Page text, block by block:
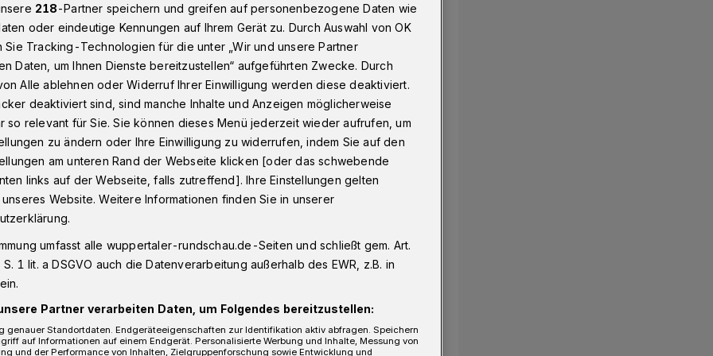
Barmen – aber sicher!
aber sicher!
und und –singer kommen am
die Krippendarstellungen in den
(Inselstraße) und St. Paul
können sich dort den
kontaktlos abholen.
218-Partner speichern und greifen auf personenbezogene Daten wie
oder eindeutige Kennungen auf Ihrem Gerät zu. Durch Auswahl von OK
Sie Tracking-Technologien für die unter „Wir und unsere Partner
Daten, um Ihnen Dienste bereitzustellen“ aufgeführten Zwecke. Durch
Alle ablehnen oder Widerruf Ihrer Einwilligung werden diese deaktiviert.
deaktiviert sind, sind manche Inhalte und Anzeigen möglicherweise
so relevant für Sie. Sie können dieses Menü jederzeit wieder aufrufen, um
zu ändern oder Ihre Einwilligung zu widerrufen, indem Sie auf den
am unteren Rand der Webseite klicken [oder das schwebende
links auf der Webseite, falls zutreffend]. Ihre Einstellungen gelten
Website. Weitere Informationen finden Sie in unserer
umfasst alle wuppertaler-rundschau.de-Seiten und schließt gem. Art.
1 lit. a DSGVO auch die Datenverarbeitung außerhalb des EWR, z.B. in
Partner verarbeiten Daten, um Folgendes bereitzustellen:
genauer Standortdaten. Endgeräteeigenschaften zur Identifikation aktiv abfragen. Speichern
auf Informationen auf einem Endgerät. Personalisierte Werbung und Inhalte, Messung von
und der Performance von Inhalten, Zielgruppenforschung sowie Entwicklung und